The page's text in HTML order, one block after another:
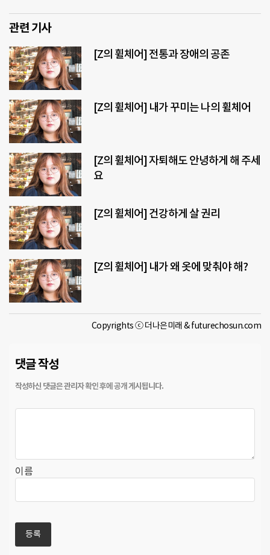
관련 기사
[Z의 휠체어] 전통과 장애의 공존
[Z의 휠체어] 내가 꾸미는 나의 휠체어
[Z의 휠체어] 자퇴해도 안녕하게 해 주세
요
[Z의 휠체어] 건강하게 살 권리
[Z의 휠체어] 내가 왜 옷에 맞춰야 해?
Copyrights ⓒ 더나은미래 & futurechosun.com
댓글 작성
이름